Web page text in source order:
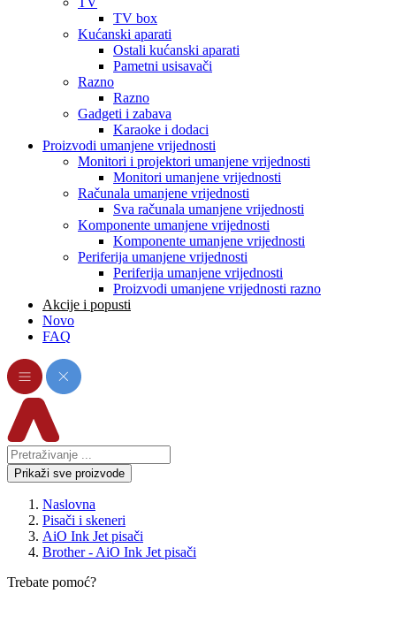
TV box
Kućanski aparati
Ostali kućanski aparati
Pametni usisavači
Razno
Razno
Gadgeti i zabava
Karaoke i dodaci
Proizvodi umanjene vrijednosti
Monitori i projektori umanjene vrijednosti
Monitori umanjene vrijednosti
Računala umanjene vrijednosti
Sva računala umanjene vrijednosti
Komponente umanjene vrijednosti
Komponente umanjene vrijednosti
Periferija umanjene vrijednosti
Periferija umanjene vrijednosti
Proizvodi umanjene vrijednosti razno
Akcije i popusti
Novo
FAQ
Prikaži sve proizvode
Naslovna
Pisači i skeneri
AiO Ink Jet pisači
Brother - AiO Ink Jet pisači
Trebate pomoć?